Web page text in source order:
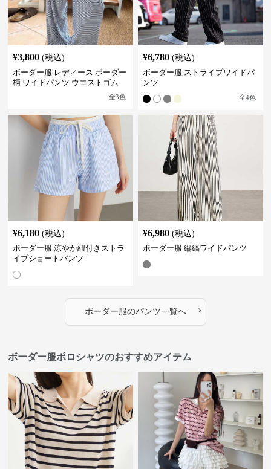
¥3,800 (税込)
ボーダー服 レディース ボーダー
柄 ワイドパンツ ウエストゴム
全3色
¥6,780 (税込)
ボーダー服 ストライプワイドパ
ンツ
全4色
¥6,180 (税込)
ボーダー服 涼やか紐付きストラ
イプショートパンツ
¥6,980 (税込)
ボーダー服 縦縞ワイドパンツ
ボーダー服のパンツ一覧へ ›
ボーダー服ポロシャツのおすすめアイテム